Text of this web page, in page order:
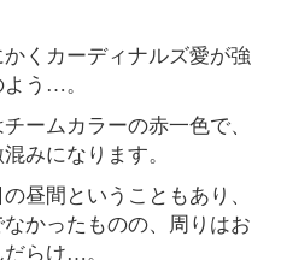
くカーディナルズ愛が強
う…。
ームカラーの赤一色で、
みになります。
昼間ということもあり、
かったものの、周りはお
らけ…。